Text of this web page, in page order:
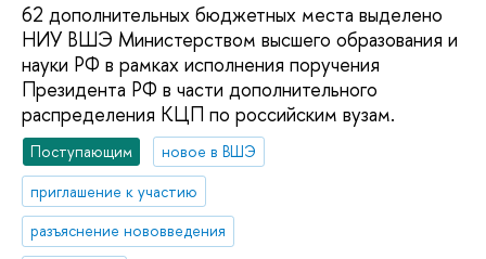
62 дополнительных бюджетных места выделено
НИУ ВШЭ Министерством высшего образования и
науки РФ в рамках исполнения поручения
Президента РФ в части дополнительного
распределения КЦП по российским вузам.
Поступающим
новое в ВШЭ
приглашение к участию
разъяснение нововведения